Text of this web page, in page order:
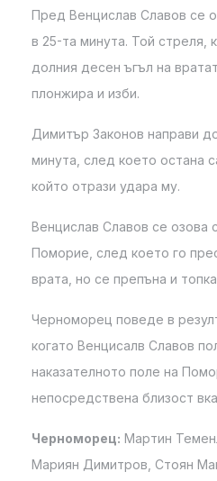
Пред Венцислав Славов се
в 25-та минута. Той стреля,
долния десен ъгъл на
плонжира и изби.
Димитър Законов направи
минута, след което остана
който отрази удара му.
Венцислав Славов се озова
Поморие, след което го
врата, но се препъна и
Черноморец поведе в
когато Венцисалв Славов
наказателното поле на
непосредствена близост
Черноморец: Мартин
Мариян Димитров, Стоян